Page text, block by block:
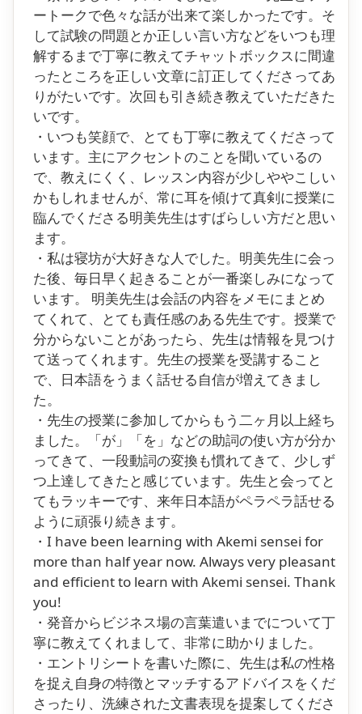
ートークで色々な話が出来て楽しかったです。そ
して試験の問題とか正しい言い方などをいつも理
解するまで丁寧に教えてチャットボックスに間違
ったところを正しい文章に訂正してくださってあ
りがたいです。次回も引き続き教えていただきた
いです。
・いつも笑顔で、とても丁寧に教えてくださって
います。主にアクセントのことを聞いているの
で、教えにくく、レッスン内容が少しややこしい
かもしれませんが、常に耳を傾けて真剣に授業に
臨んでくださる明美先生はすばらしい方だと思い
ます。
・私は寝坊が大好きな人でした。明美先生に会っ
た後、毎日早く起きることが一番楽しみになって
います。 明美先生は会話の内容をメモにまとめ
てくれて、とても責任感のある先生です。授業で
分からないことがあったら、先生は情報を見つけ
て送ってくれます。先生の授業を受講すること
で、日本語をうまく話せる自信が増えてきまし
た。
・先生の授業に参加してからもう二ヶ月以上経ち
ました。「が」「を」などの助詞の使い方が分か
ってきて、一段動詞の変換も慣れてきて、少しず
つ上達してきたと感じています。先生と会ってと
てもラッキーです、来年日本語がペラペラ話せる
ように頑張り続きます。
・I have been learning with Akemi sensei for
more than half year now. Always very pleasant
and efficient to learn with Akemi sensei. Thank
you!
・発音からビジネス場の言葉遣いまでについて丁
寧に教えてくれまして、非常に助かりました。
・エントリシートを書いた際に、先生は私の性格
を捉え自身の特徴とマッチするアドバイスをくだ
さったり、洗練された文書表現を提案してくださ